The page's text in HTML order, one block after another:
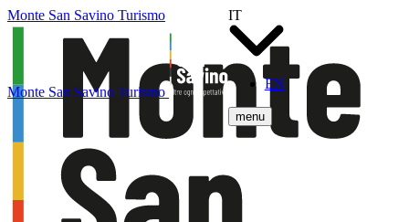
Monte San Savino Turismo
IT
EN
menu
Monte San Savino Turismo